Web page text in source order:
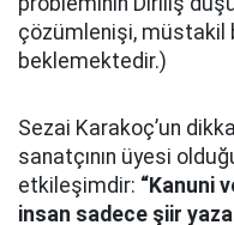
çözümlenişi, müstakil
beklemektedir.)
Sezai Karakoç’un
sanatçının üyesi
etkileşimdir: “Kanuni
insan sadece şiir